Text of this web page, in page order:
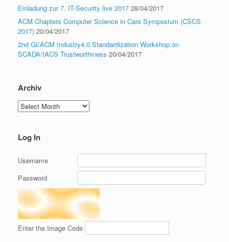
Einladung zur 7. IT-Security live 2017 28/04/2017
ACM Chapters Computer Science in Cars Symposium (CSCS
2017) 20/04/2017
2nd GI/ACM Industry4.0 Standardization Workshop on
SCADA/IACS Trustworthiness 20/04/2017
Archiv
Archiv
Log In
Username
Password
Enter the Image Code